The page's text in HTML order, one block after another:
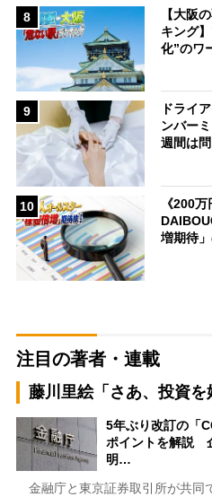
8
【大阪
キング
化”のワ
9
ドライ
ンバー
週間は
10
《200
増期待
注目の著者・連載
藤川里絵「さあ、投資を
5年ぶり改訂の「
ポイントを解説
明…
金融庁と東京証券取引所が共同